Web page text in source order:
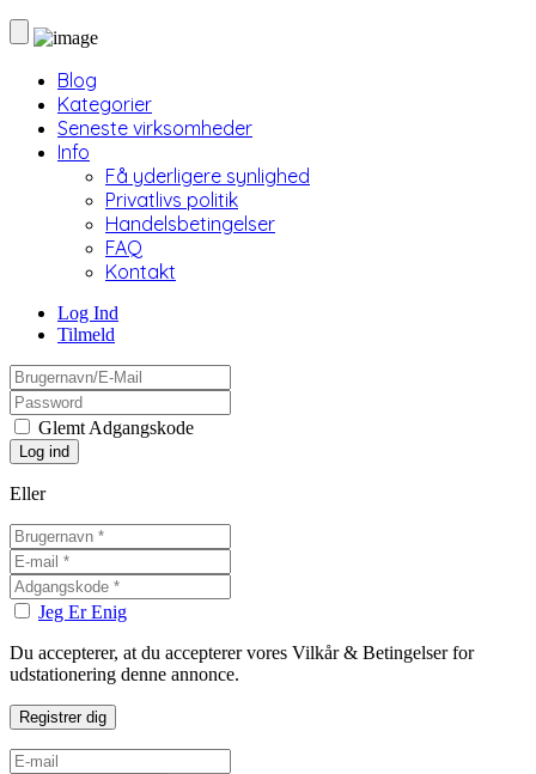
Blog
Kategorier
Seneste virksomheder
Info
Få yderligere synlighed
Privatlivs politik
Handelsbetingelser
FAQ
Kontakt
Log Ind
Tilmeld
Glemt Adgangskode
Eller
Jeg Er Enig
Du accepterer, at du accepterer vores Vilkår & Betingelser for
udstationering denne annonce.